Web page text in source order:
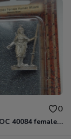
0
D&D - WOC 40084 female human wizard Miniature - Donjons Dragons